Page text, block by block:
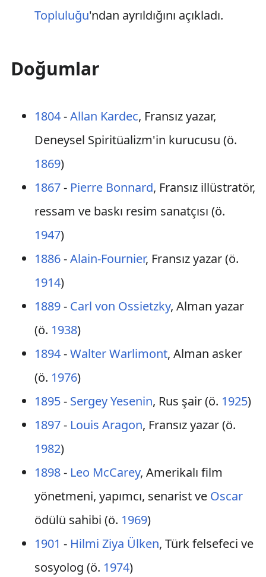
Topluluğu'ndan ayrıldığını açıkladı.
Doğumlar
1804-Allan Kardec, Fransız yazar,
Deneysel Spiritüalizm'in kurucusu (ö.
1869)
1867- Pierre Bonnard, Fransız illüstratör,
ressam ve baskı resim sanatçısı (ö.
1947)
1886-Alain-Fournier, Fransız yazar (ö.
1914)
1889- Carl von Ossietzky, Alman yazar
(ö. 1938)
1894-Walter Warlimont, Alman asker
(ö. 1976)
1895- Sergey Yesenin, Rus şair (ö. 1925)
1897- Louis Aragon, Fransız yazar (ö.
1982)
1898- Leo McCarey, Amerikalı film
yönetmeni, yapımcı, senarist ve Oscar
ödülü sahibi (ö. 1969)
1901 - Hilmi Ziya Ülken, Türk felsefeci ve
sosyolog (ö. 1974)